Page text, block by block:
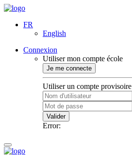
FR
English
Connexion
Utiliser mon compte école
Je me connecte
Utiliser un compte provisoire
Valider
Error: